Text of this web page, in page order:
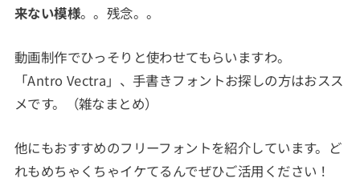
来ない模様。。残念。。
動画制作でひっそりと使わせてもらいますわ。
「Antro Vectra」、手書きフォントお探しの方はおスス
メです。（雑なまとめ）
他にもおすすめのフリーフォントを紹介しています。ど
れもめちゃくちゃイケてるんでぜひご活用ください！